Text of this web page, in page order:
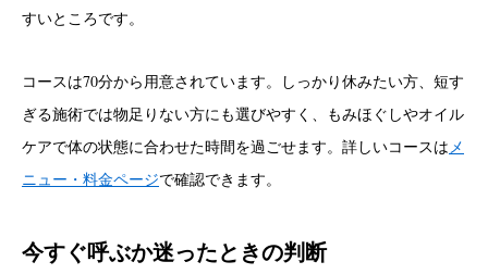
すいところです。
コースは70分から用意されています。しっかり休みたい方、短す
ぎる施術では物足りない方にも選びやすく、もみほぐしやオイル
ケアで体の状態に合わせた時間を過ごせます。詳しいコースはメ
ニュー・料金ページで確認できます。
今すぐ呼ぶか迷ったときの判断